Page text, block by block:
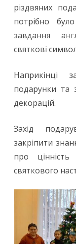
різдвяних
потрібно
завдання
святкові
Наприкінці
подарунки та
декорацій.
Захід
закріпити
про
святкового